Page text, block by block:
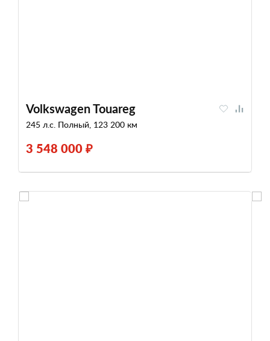
Volkswagen Touareg
245 л.с. Полный, 123 200 км
3 548 000 ₽